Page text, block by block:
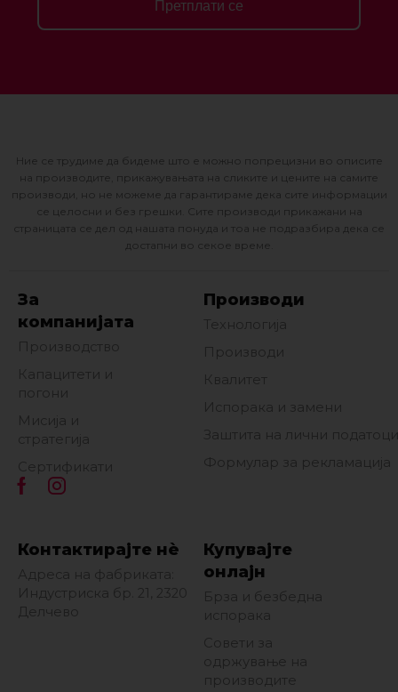
Претплати се
Ние се трудиме да бидеме што е можно попрецизни во описите
на производите, прикажувањата на сликите и цените на самите
производи, но не можеме да гарантираме дека сите информации
се целосни и без грешки. Сите производи прикажани на
страницата се дел од нашата понуда и тоа не подразбира дека се
достапни во секое време.
За
компанијата
Производство
Капацитети и
погони
Мисија и
стратегија
Сертификати
Производи
Технологија
Производи
Квалитет
Испорака и замени
Заштита на лични податоци
Формулар за рекламација
Контактирајте нè
Адреса на фабриката:
Индустриска бр. 21, 2320
Делчево
Купувајте
онлајн
Брза и безбедна
испорака
Совети за
одржување на
производите